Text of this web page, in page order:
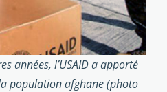
années, l’USAID a apporté
population afghane (photo